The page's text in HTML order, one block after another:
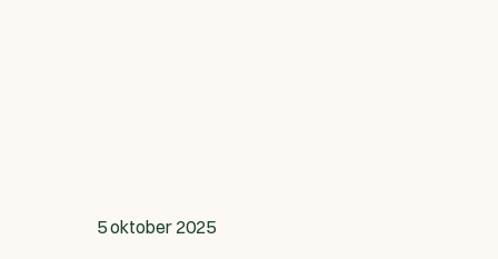
5 oktober 2025